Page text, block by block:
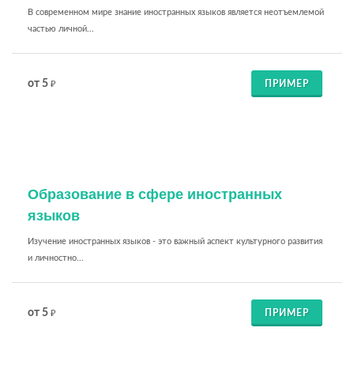
В современном мире знание иностранных языков является неотъемлемой
частью личной...
от 5 ₽ ПРИМЕР
Образование в сфере иностранных
языков
Изучение иностранных языков - это важный аспект культурного развития
и личностно...
от 5 ₽ ПРИМЕР